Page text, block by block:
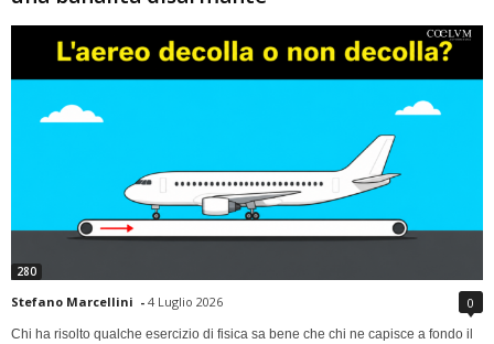
280
Stefano Marcellini - 4 Luglio 2026 0
Chi ha risolto qualche esercizio di fisica sa bene che chi ne capisce a fondo il